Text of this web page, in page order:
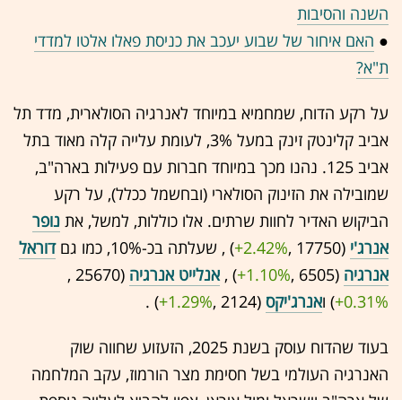
השנה והסיבות
● האם איחור של שבוע יעכב את כניסת פאלו אלטו למדדי
ת"א?
על רקע הדוח, שמחמיא במיוחד לאנרגיה הסולארית, מדד תל
אביב קלינטק זינק במעל 3%, לעומת עלייה קלה מאוד בתל
אביב 125. נהנו מכך במיוחד חברות עם פעילות בארה"ב,
שמובילה את הזינוק הסולארי (ובחשמל ככלל), על רקע
הביקוש האדיר לחוות שרתים. אלו כוללות, למשל, את נופר
אנרג'י (17750 ,‎
+2.42%‏) , שעלתה בכ-10%, כמו גם
דוראל
אנרגיה (6505 ,‎
+1.10%
‏) ,אנלייט אנרגיה (25670 ,‎
+0.31%‏) ואנרג'יקס (2124 ,‎
+1.29%
‏) .
בעוד שהדוח עוסק בשנת 2025, הזעזוע שחווה שוק
האנרגיה העולמי בשל חסימת מצר הורמוז, עקב המלחמה